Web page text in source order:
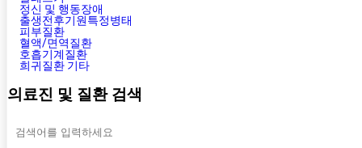
정신 및 행동장애
출생전후기원특정병태
피부질환
혈액/면역질환
호흡기계질환
희귀질환 기타
의료진 및 질환 검색